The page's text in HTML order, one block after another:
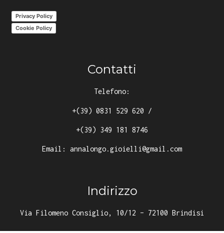
Privacy Policy
Cookie Policy
Contatti
Telefono:
+(39) 0831 529 620 /
+(39) 349 181 8746
Email: annalongo.gioielli@gmail.com
Indirizzo
Via Filomeno Consiglio, 10/12 – 72100 Brindisi